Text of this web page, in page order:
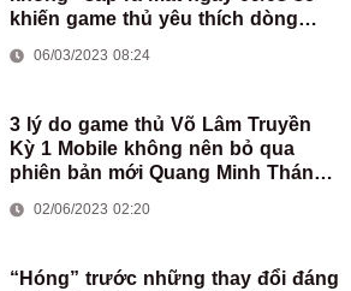
khiến game thủ yêu thích dòng
06/03/2023 08:24
3 lý do game thủ Võ Lâm Truyền
Kỳ 1 Mobile không nên bỏ qua
phiên bản mới Quang Minh Thánh
02/06/2023 02:20
“Hóng” trước những thay đổi đáng